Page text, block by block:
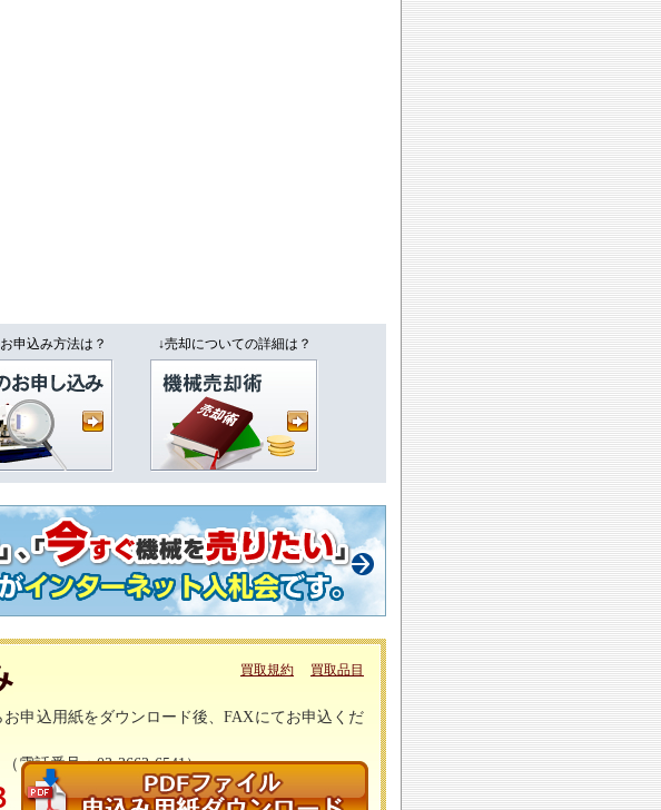
申込み方法は？ ↓売却についての詳細は？
買取品目
買取規約
申込用紙をダウンロード後、FAXにてお申込くだ
電話番号：03-3663-6541）